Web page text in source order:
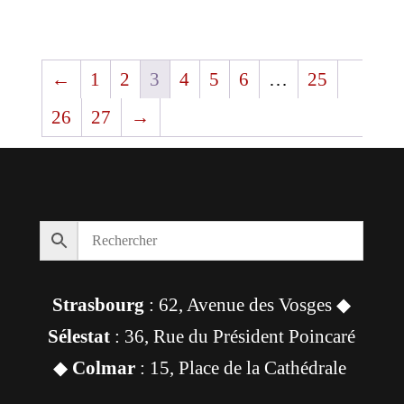
← 1 2 3 4 5 6 …
25
26
27 →
Strasbourg : 62, Avenue des Vosges ◆
Sélestat : 36, Rue du Président Poincaré
◆ Colmar: 15, Place de la Cathédrale